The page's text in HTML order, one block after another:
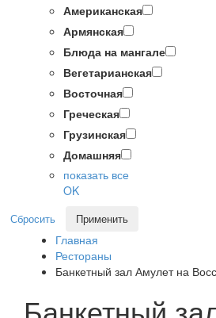
Американская
Армянская
Блюда на мангале
Вегетарианская
Восточная
Греческая
Грузинская
Домашняя
показать все
OK
Сбросить Применить
Главная
Рестораны
Банкетный зал Амулет на